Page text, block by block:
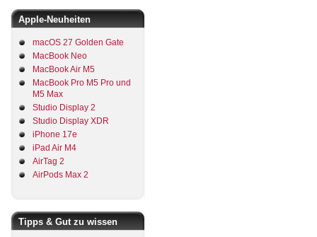
Apple-Neuheiten
macOS 27 Golden Gate
MacBook Neo
MacBook Air M5
MacBook Pro M5 Pro und
M5 Max
Studio Display 2
Studio Display XDR
iPhone 17e
iPad Air M4
AirTag 2
AirPods Max 2
Tipps & Gut zu wissen